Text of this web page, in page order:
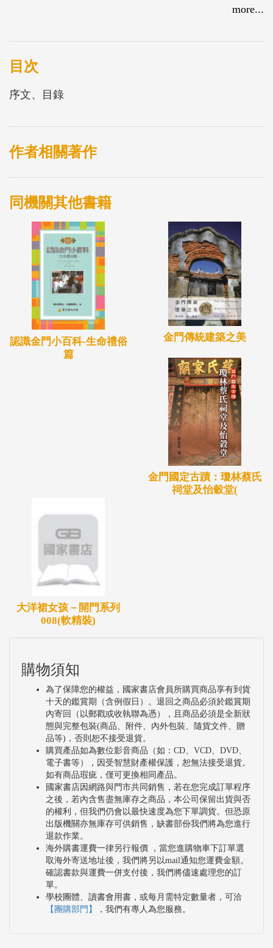
產。我們欣見地區民間團體對於非遺文化的關注，也
驟然消失。為了傳承島鄉之拭餅文化，承接此案的金
門縣采風文化發展協會，在計畫主持人葉鈞培博士及
信本書之出版，一定有助於常民飲食文化的推廣流
more...
目次
序文、目錄
作者相關著作
同機關其他書籍
認識金門小百科-生命禮俗
篇
金門傳統建築之美
金門國定古蹟：瓊林蔡氏
祠堂及怡穀堂(
大洋裙女孩－開門系列
008(軟精裝)
購物須知
為了保障您的權益，國家書店會員所購買商品享有到貨
十天的鑑賞期（含例假日）。退回之商品必須於鑑賞期
內寄回（以郵戳或收執聯為憑），且商品必須是全新狀
態與完整包裝(商品、附件、內外包裝、隨貨文件、贈
品等)，否則恕不接受退貨。
購買產品如為數位影音商品（如：CD、VCD、DVD、
電子書等），因受智慧財產權保護，恕無法接受退貨。
如有商品瑕疵，僅可更換相同產品。
國家書店因網路與門市共同銷售，若在您完成訂單程序
之後，若內含售盡無庫存之商品，本公司保留出貨與否
的權利，但我們仍會以最快速度為您下單調貨。但恐原
出版機關亦無庫存可供銷售，缺書部份我們將為您進行
退款作業。
海外購書運費一律另行報價 ，當您進購物車下訂單選
取海外寄送地址後，我們將另以mail通知您運費金額。
確認書款與運費一併支付後，我們將儘速處理您的訂
單。
學校團體、讀書會用書，或每月需特定數量者，可洽
【團購部門】
，我們有專人為您服務。